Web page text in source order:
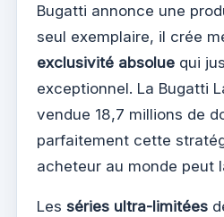
Bugatti annonce une
seul exemplaire, il crée
exclusivité absolue qui
exceptionnel. La Bugatti
vendue 18,7 millions de
parfaitement cette
acheteur au monde peut
Les séries ultra-limitées